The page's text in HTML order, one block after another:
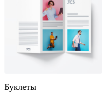
Буклеты